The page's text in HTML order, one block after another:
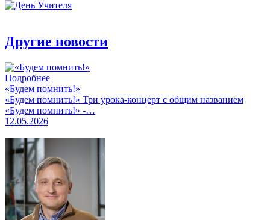
Другие новости
Подробнее
«Будем помнить!»
«Будем помнить!» Три урока-концерт с общим названием
«Будем помнить!» -…
12.05.2026